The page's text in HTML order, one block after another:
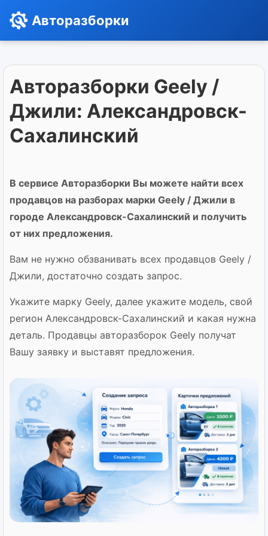
Авторазборки
Авторазборки Geely /
Джили: Александровск-
Сахалинский
В сервисе Авторазборки Вы можете найти всех
продавцов на разборах марки Geely / Джили в
городе Александровск-Сахалинский и получить
от них предложения.
Вам не нужно обзванивать всех продавцов Geely /
Джили, достаточно создать запрос.
Укажите марку Geely, далее укажите модель, свой
регион Александровск-Сахалинский и какая нужна
деталь. Продавцы авторазборок Geely получат
Вашу заявку и выставят предложения.